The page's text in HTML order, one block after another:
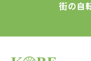
街の自